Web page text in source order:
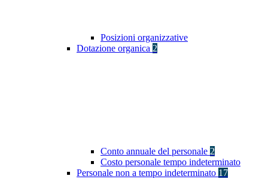
Posizioni organizzative
Dotazione organica 2
Conto annuale del personale 2
Costo personale tempo indeterminato
Personale non a tempo indeterminato 17